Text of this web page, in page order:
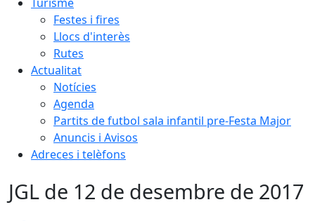
Festes i fires
Llocs d'interès
Rutes
Actualitat
Notícies
Agenda
Partits de futbol sala infantil pre-Festa Major
Anuncis i Avisos
Adreces i telèfons
JGL de 12 de desembre de 2017